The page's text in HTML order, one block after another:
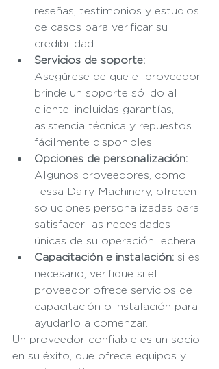
reseñas, testimonios y estudios
de casos para verificar su
credibilidad.
Servicios de soporte:
Asegúrese de que el proveedor
brinde un soporte sólido al
cliente, incluidas garantías,
asistencia técnica y repuestos
fácilmente disponibles.
Opciones de personalización:
Algunos proveedores, como
Tessa Dairy Machinery, ofrecen
soluciones personalizadas para
satisfacer las necesidades
únicas de su operación lechera.
Capacitación e instalación: si es
necesario, verifique si el
proveedor ofrece servicios de
capacitación o instalación para
ayudarlo a comenzar.
Un proveedor confiable es un socio
en su éxito, que ofrece equipos y